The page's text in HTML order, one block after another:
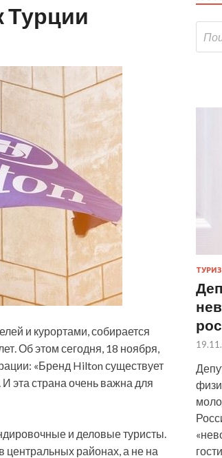
Турции
и курортами, собирается
Об этом сегодня, 18 ноября,
«Бренд Hilton существует
эта страна очень важна для
и деловые туристы.
центральных районах, а не на